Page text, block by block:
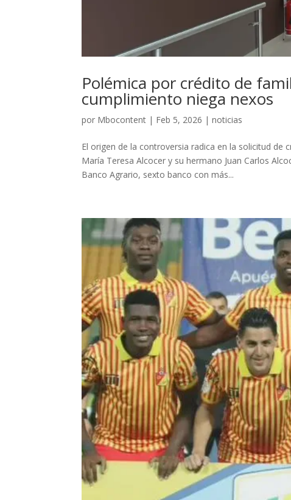
Polémica por crédito de
cumplimiento niega nexos
por Mbocontent | Feb 5, 2026 |noticias
El origen de la controversia radica en la solicitud
María Teresa Alcocer y su hermano Juan Carlos
Banco Agrario, sexto banco con más...